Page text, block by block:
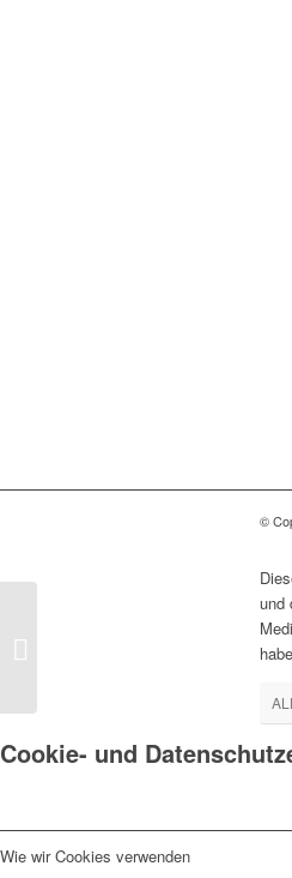
©
und
Cookie- und
Wie wir Cookies verwenden